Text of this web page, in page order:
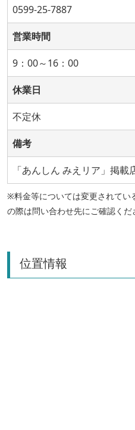
0599-25-7887
営業時間
9：00～16：00
休業日
不定休
備考
「あんしん みえリア」掲載
※料金等については変更されてい
の際は問い合わせ先にご確認くだ
位置情報